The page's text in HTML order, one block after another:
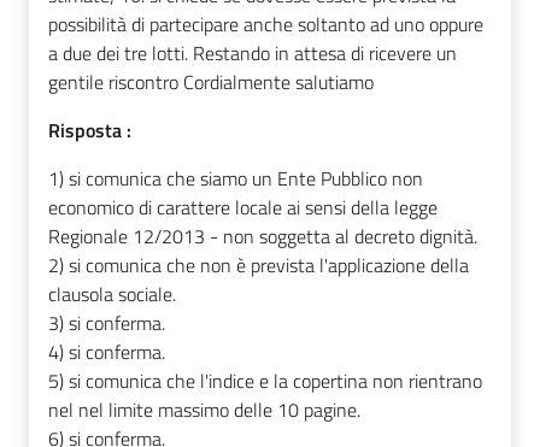
possibilità di partecipare anche soltanto ad uno oppure
a due dei tre lotti. Restando in attesa di ricevere un
gentile riscontro Cordialmente salutiamo
Risposta :
1) si comunica che siamo un Ente Pubblico non
economico di carattere locale ai sensi della legge
Regionale 12/2013 - non soggetta al decreto dignità.
2) si comunica che non è prevista l'applicazione della
clausola sociale.
3) si conferma.
4) si conferma.
5) si comunica che l'indice e la copertina non rientrano
nel nel limite massimo delle 10 pagine.
6) si conferma.